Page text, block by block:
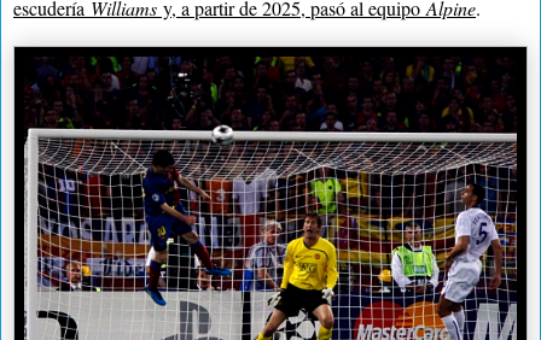
escudería Williams y, a partir de 2025, pasó al equipo Alpine.